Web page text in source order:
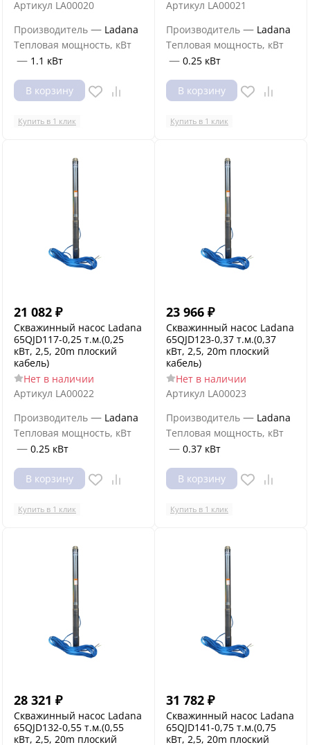
Артикул LA00020
Производитель — Ladana
Тепловая мощность, кВт
— 1.1 кВт
В корзину
Купить в 1 клик
Артикул LA00021
Производитель — Ladana
Тепловая мощность, кВт
— 0.25 кВт
В корзину
Купить в 1 клик
21 082 ₽
Скважинный насос Ladana
65QJD117-0,25 т.м.(0,25
кВт, 2,5, 20m плоский
кабель)
Нет в наличии
Артикул LA00022
Производитель — Ladana
Тепловая мощность, кВт
— 0.25 кВт
В корзину
Купить в 1 клик
23 966 ₽
Скважинный насос Ladana
65QJD123-0,37 т.м.(0,37
кВт, 2,5, 20m плоский
кабель)
Нет в наличии
Артикул LA00023
Производитель — Ladana
Тепловая мощность, кВт
— 0.37 кВт
В корзину
Купить в 1 клик
28 321 ₽
Скважинный насос Ladana
65QJD132-0,55 т.м.(0,55
кВт, 2,5, 20m плоский
31 782 ₽
Скважинный насос Ladana
65QJD141-0,75 т.м.(0,75
кВт, 2,5, 20m плоский